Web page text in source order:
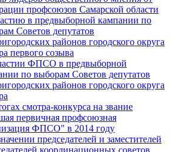
профсоюзов Самарской области
в предвыборной кампании по
Советов депутатов
районов городского округа
первого созыва
ФПСО в предвыборной
по выборам Советов депутатов
районов городского округа
смотра-конкурса на звание
первичная профсоюзная
ФПСО" в 2014 году
председателей и заместителей
координационных советов